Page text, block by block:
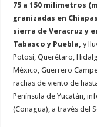
75 a 150 milímetros
granizadas en
sierra de Veracruz y
Tabasco y Puebla, y
Potosí, Querétaro,
México, Guerrero
rachas de viento de
Península de Yucatán,
(Conagua), a través del